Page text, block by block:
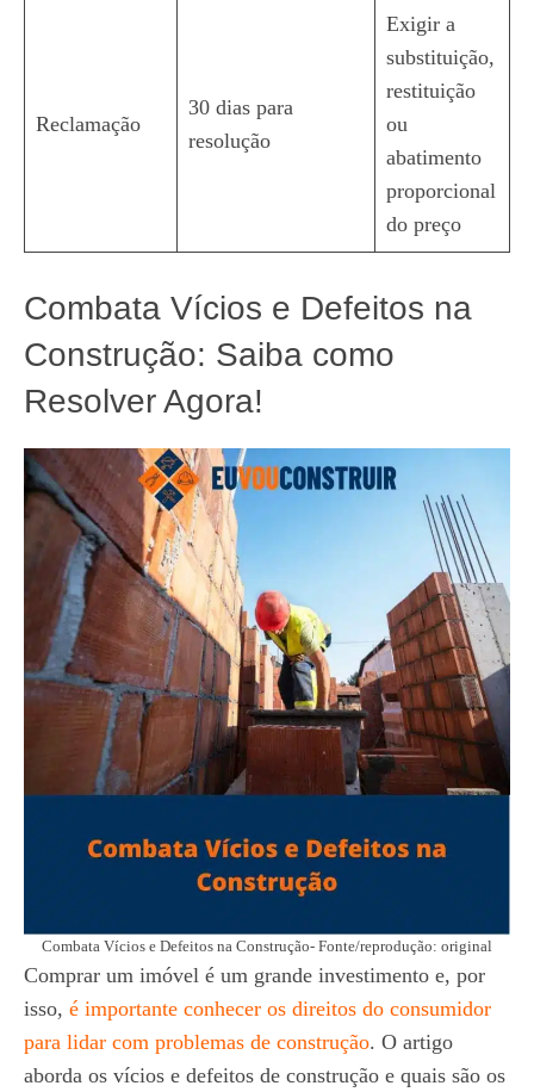
Reclamação
30 dias para
resolução
Exigir a
substituição,
restituição
ou
abatimento
proporcional
do preço
Combata Vícios e Defeitos na
Construção: Saiba como
Resolver Agora!
Combata Vícios e Defeitos na Construção- Fonte/reprodução: original
Comprar um imóvel é um grande investimento e, por
isso, é importante conhecer os direitos do consumidor
para lidar com problemas de construção. O artigo
aborda os vícios e defeitos de construção e quais são os